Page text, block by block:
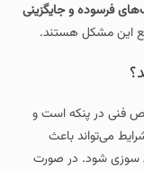
فرسوده و جایگزینی
این مشکل هستند.
فنی در پنکه است و
می‌تواند باعث
سوزی شود. در صورت